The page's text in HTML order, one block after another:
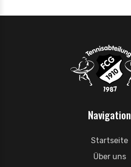
Navigation
Startseite
Über uns